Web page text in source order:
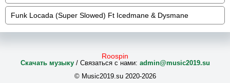
Funk Locada (Super Slowed) Ft Icedmane & Dysmane
Roospin
Скачать музыку/ Связаться с нами: admin@music2019.su
© Music2019.su 2020-2026